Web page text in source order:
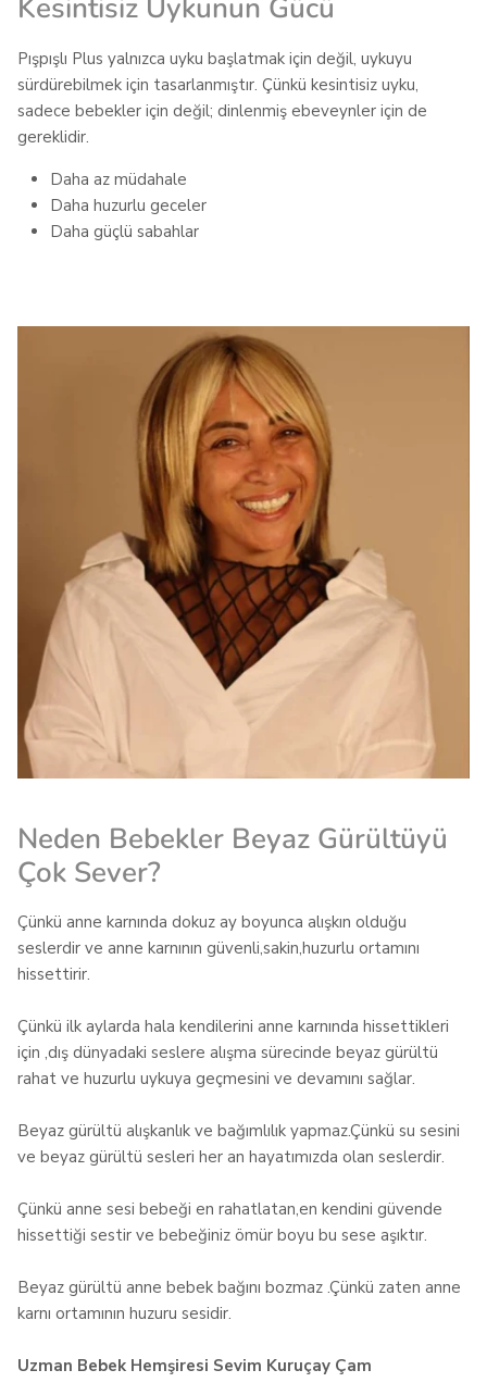
Kesintisiz Uykunun Gücü
Pışpışlı Plus yalnızca uyku başlatmak için değil, uykuyu
sürdürebilmek için tasarlanmıştır. Çünkü kesintisiz uyku,
sadece bebekler için değil; dinlenmiş ebeveynler için de
gereklidir.
Daha az müdahale
Daha huzurlu geceler
Daha güçlü sabahlar
Neden Bebekler Beyaz Gürültüyü
Çok Sever?
Çünkü anne karnında dokuz ay boyunca alışkın olduğu
seslerdir ve anne karnının güvenli,sakin,huzurlu ortamını
hissettirir.
Çünkü ilk aylarda hala kendilerini anne karnında hissettikleri
için ,dış dünyadaki seslere alışma sürecinde beyaz gürültü
rahat ve huzurlu uykuya geçmesini ve devamını sağlar.
Beyaz gürültü alışkanlık ve bağımlılık yapmaz.Çünkü su sesini
ve beyaz gürültü sesleri her an hayatımızda olan seslerdir.
Çünkü anne sesi bebeği en rahatlatan,en kendini güvende
hissettiği sestir ve bebeğiniz ömür boyu bu sese aşıktır.
Beyaz gürültü anne bebek bağını bozmaz .Çünkü zaten anne
karnı ortamının huzuru sesidir.
Uzman Bebek Hemşiresi Sevim Kuruçay Çam